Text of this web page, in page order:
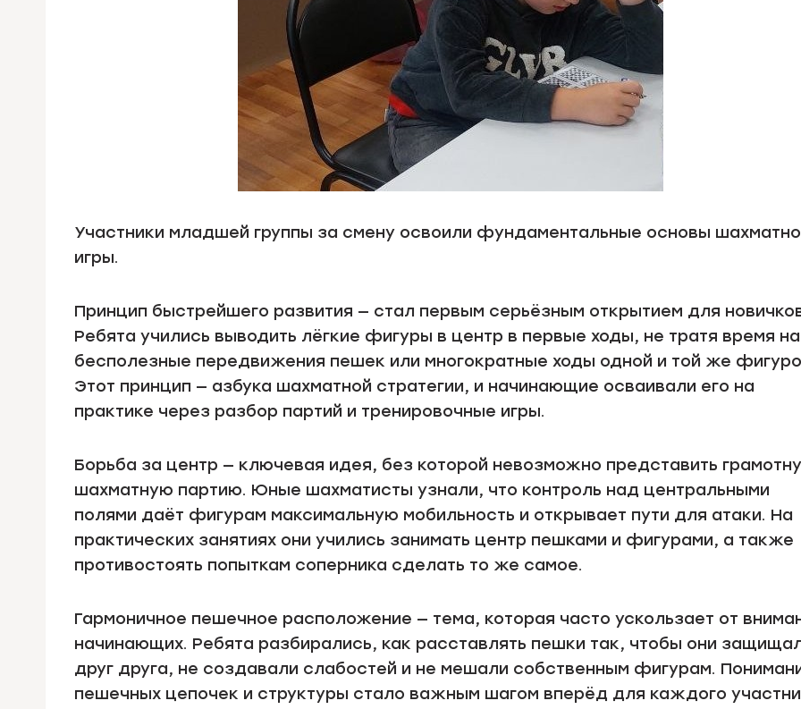
Участники младшей группы за смену освоили фундаментальные основы
игры.
Принцип быстрейшего развития — стал первым серьёзным открытием для
Ребята учились выводить лёгкие фигуры в центр в первые ходы, не тратя время на
бесполезные передвижения пешек или многократные ходы одной и той же
Этот принцип — азбука шахматной стратегии, и начинающие осваивали его на
практике через разбор партий и тренировочные игры.
Борьба за центр — ключевая идея, без которой невозможно представить
шахматную партию. Юные шахматисты узнали, что контроль над центральными
полями даёт фигурам максимальную мобильность и открывает пути для атаки. На
практических занятиях они учились занимать центр пешками и фигурами, а также
противостоять попыткам соперника сделать то же самое.
Гармоничное пешечное расположение — тема, которая часто ускользает от
начинающих. Ребята разбирались, как расставлять пешки так, чтобы они
друг друга, не создавали слабостей и не мешали собственным фигурам.
пешечных цепочек и структуры стало важным шагом вперёд для каждого